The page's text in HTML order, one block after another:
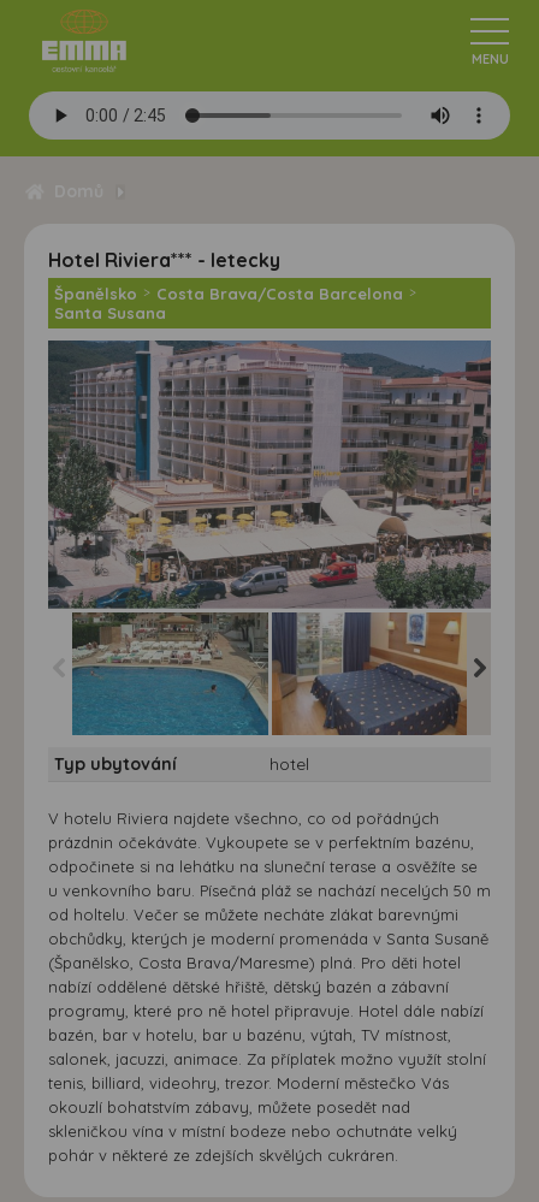
Hotel Riviera*** - letecky
Španělsko > Costa Brava/Costa Barcelona >
Santa Susana
- bazen
- pokoj
Typ ubytování hotel
V hotelu Riviera najdete všechno, co od pořádných
prázdnin očekáváte. Vykoupete se v perfektním bazénu,
odpočinete si na lehátku na sluneční terase a osvěžíte se
u venkovního baru. Písečná pláž se nachází necelých 50 m
od holtelu. Večer se můžete necháte zlákat barevnými
obchůdky, kterých je moderní promenáda v Santa Susaně
(Španělsko, Costa Brava/Maresme) plná. Pro děti hotel
nabízí oddělené dětské hřiště, dětský bazén a zábavní
programy, které pro ně hotel připravuje. Hotel dále nabízí
bazén, bar v hotelu, bar u bazénu, výtah, TV místnost,
salonek, jacuzzi, animace. Za příplatek možno využít stolní
tenis, billiard, videohry, trezor. Moderní městečko Vás
okouzlí bohatstvím zábavy, můžete posedět nad
skleničkou vína v místní bodeze nebo ochutnáte velký
pohár v některé ze zdejších skvělých cukráren.